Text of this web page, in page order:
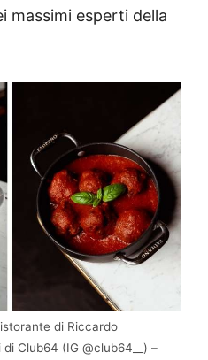
massimi esperti della
di Riccardo
Club64 (IG @club64__) –